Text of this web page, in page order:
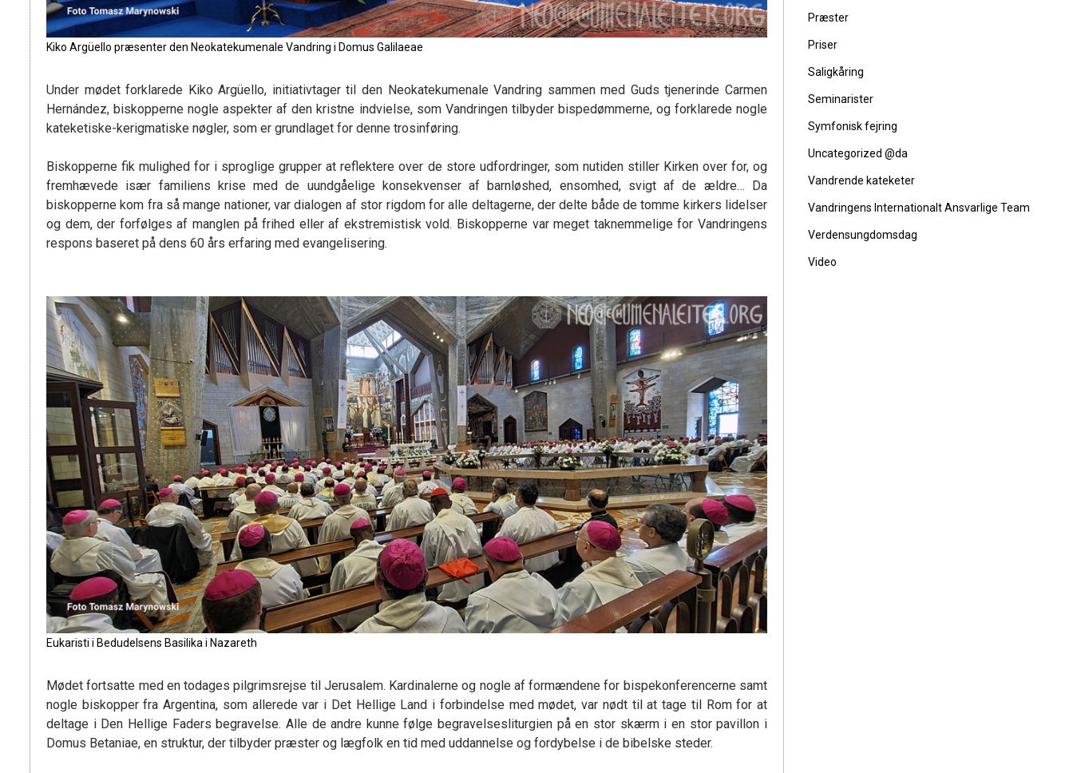
Kiko Argüello præsenter den Neokatekumenale Vandring i Domus Galilaeae
Under mødet forklarede Kiko Argüello, initiativtager til den Neokatekumenale Vandring sammen med Guds tjenerinde Carmen
Hernández, biskopperne nogle aspekter af den kristne indvielse, som Vandringen tilbyder bispedømmerne, og forklarede nogle
kateketiske-kerigmatiske nøgler, som er grundlaget for denne trosinføring.
Biskopperne fik mulighed for i sproglige grupper at reflektere over de store udfordringer, som nutiden stiller Kirken over for, og
fremhævede især familiens krise med de uundgåelige konsekvenser af barnløshed, ensomhed, svigt af de ældre… Da
biskopperne kom fra så mange nationer, var dialogen af stor rigdom for alle deltagerne, der delte både de tomme kirkers lidelser
og dem, der forfølges af manglen på frihed eller af ekstremistisk vold. Biskopperne var meget taknemmelige for Vandringens
respons baseret på dens 60 års erfaring med evangelisering.
Eukaristi i Bedudelsens Basilika i Nazareth
Mødet fortsatte med en todages pilgrimsrejse til Jerusalem. Kardinalerne og nogle af formændene for bispekonferencerne samt
nogle biskopper fra Argentina, som allerede var i Det Hellige Land i forbindelse med mødet, var nødt til at tage til Rom for at
deltage i Den Hellige Faders begravelse. Alle de andre kunne følge begravelsesliturgien på en stor skærm i en stor pavillon i
Domus Betaniae, en struktur, der tilbyder præster og lægfolk en tid med uddannelse og fordybelse i de bibelske steder.
Præster
Priser
Saligkåring
Seminarister
Symfonisk fejring
Uncategorized @da
Vandrende kateketer
Vandringens Internationalt Ansvarlige Team
Verdensungdomsdag
Video